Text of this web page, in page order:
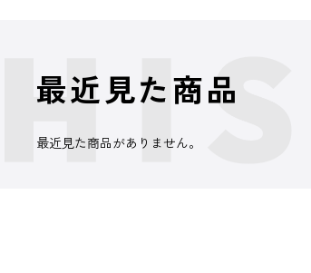
最近見た商品
最近見た商品がありません。